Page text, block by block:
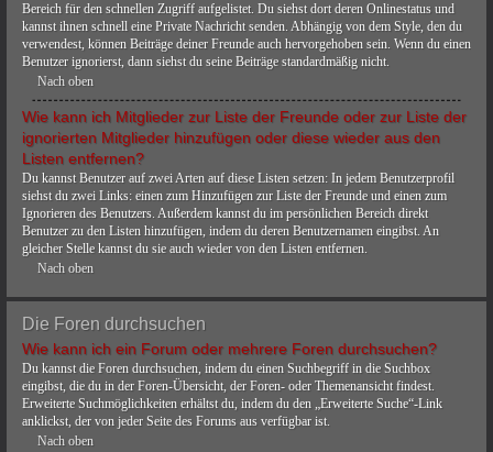
Bereich für den schnellen Zugriff aufgelistet. Du siehst dort deren Onlinestatus und
kannst ihnen schnell eine Private Nachricht senden. Abhängig von dem Style, den du
verwendest, können Beiträge deiner Freunde auch hervorgehoben sein. Wenn du einen
Benutzer ignorierst, dann siehst du seine Beiträge standardmäßig nicht.
Nach oben
Wie kann ich Mitglieder zur Liste der Freunde oder zur Liste der
ignorierten Mitglieder hinzufügen oder diese wieder aus den
Listen entfernen?
Du kannst Benutzer auf zwei Arten auf diese Listen setzen: In jedem Benutzerprofil
siehst du zwei Links: einen zum Hinzufügen zur Liste der Freunde und einen zum
Ignorieren des Benutzers. Außerdem kannst du im persönlichen Bereich direkt
Benutzer zu den Listen hinzufügen, indem du deren Benutzernamen eingibst. An
gleicher Stelle kannst du sie auch wieder von den Listen entfernen.
Nach oben
Die Foren durchsuchen
Wie kann ich ein Forum oder mehrere Foren durchsuchen?
Du kannst die Foren durchsuchen, indem du einen Suchbegriff in die Suchbox
eingibst, die du in der Foren-Übersicht, der Foren- oder Themenansicht findest.
Erweiterte Suchmöglichkeiten erhältst du, indem du den „Erweiterte Suche“-Link
anklickst, der von jeder Seite des Forums aus verfügbar ist.
Nach oben